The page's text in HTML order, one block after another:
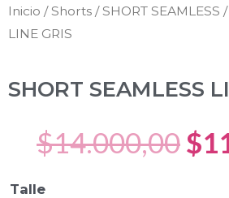
Inicio /Shorts /SHORT SEAMLESS
LINE GRIS
SHORT SEAMLESS
$14.000,00$
Talle